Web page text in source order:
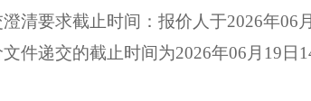
澄清要求截止时间：报价人于2026年06
文件递交的截止时间为2026年06月19